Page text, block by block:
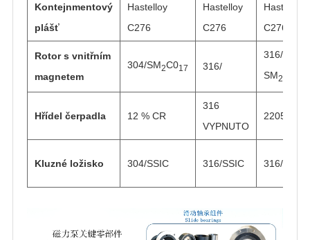
Kontejnmentový
plášť
Hastelloy
C276
Hastelloy
C276
Hastelloy
C276
Rotor s vnitřním
magnetem
304/SM2C017 316/
316/
SM2
Hřídel čerpadla 12 % CR
316
VYPNUTO
2205
Kluzné ložisko 304/SSIC 316/SSIC 316/SSIC